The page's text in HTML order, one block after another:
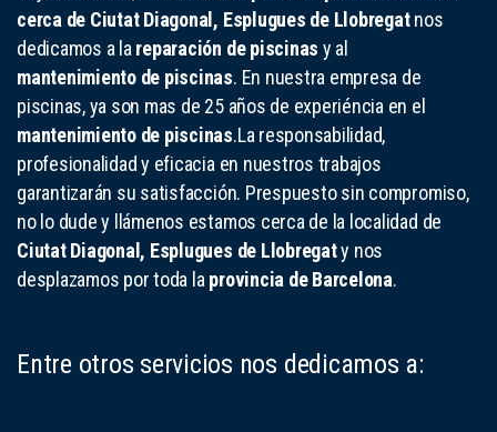
cerca de Ciutat Diagonal, Esplugues de Llobregatnos
dedicamos a la reparación de piscinas y al
mantenimiento de piscinas. En nuestra empresa de
piscinas, ya son mas de 25 años de experiéncia en el
mantenimiento de piscinas.La responsabilidad,
profesionalidad y eficacia en nuestros trabajos
garantizarán su satisfacción. Prespuesto sin compromiso,
no lo dude y llámenos estamos cerca de la localidad de
Ciutat Diagonal, Esplugues de Llobregaty nos
desplazamos por toda la provincia de Barcelona.
Entre otros servicios nos dedicamos a: